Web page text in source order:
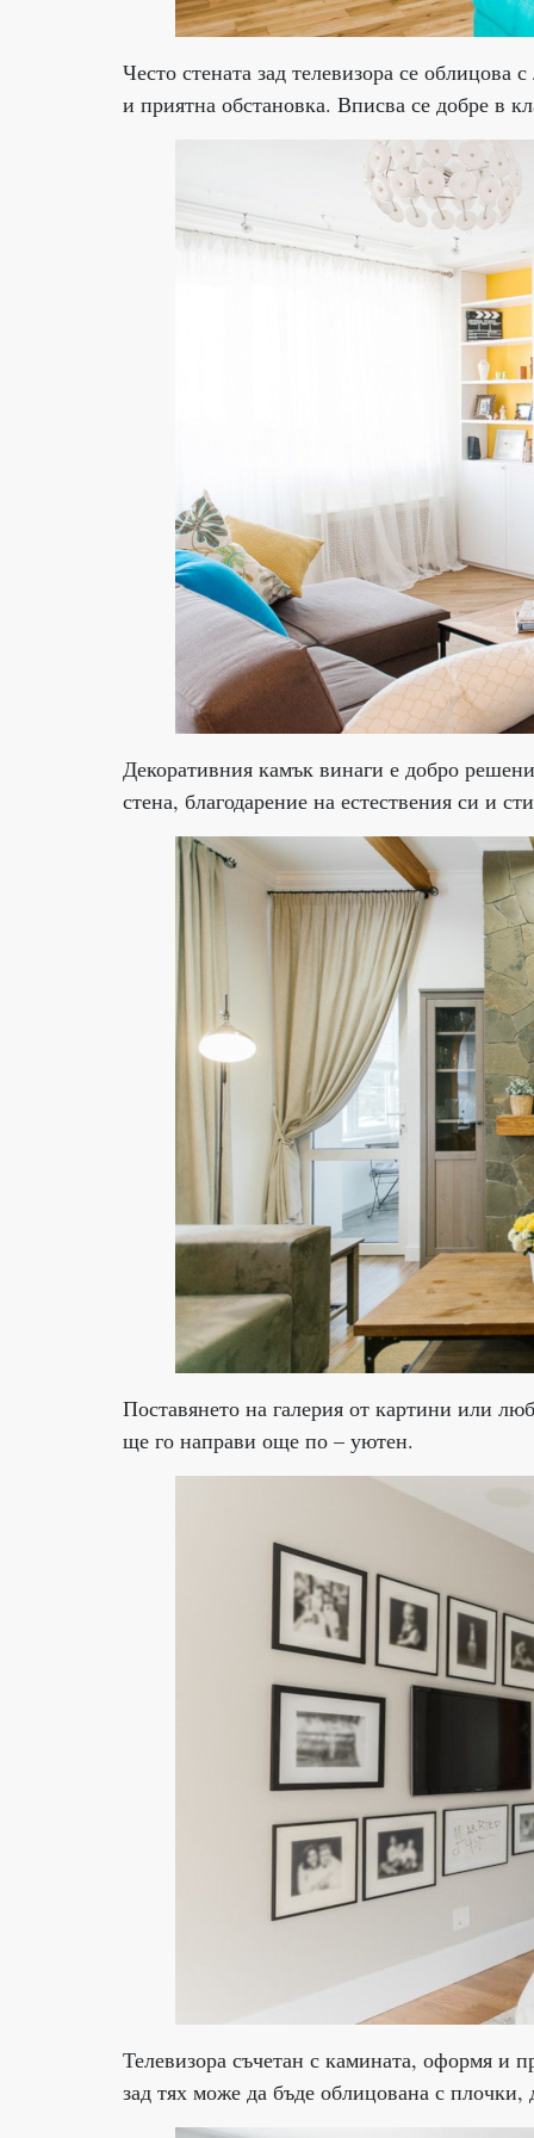
Често стената зад телевизора се
и приятна обстановка. Вписва се добре в
Декоративния камък винаги е добро
стена, благодарение на естествения си и
Поставянето на галерия от картини или
ще го направи още по – уютен.
Телевизора съчетан с камината, оформя и
зад тях може да бъде облицована с